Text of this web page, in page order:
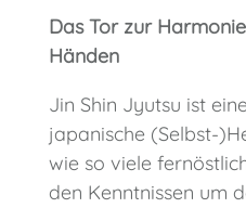
Das Tor zur
Händen
Jin Shin Jyutsu ist
japanische (Selbst-
wie so viele
den Kenntnissen um